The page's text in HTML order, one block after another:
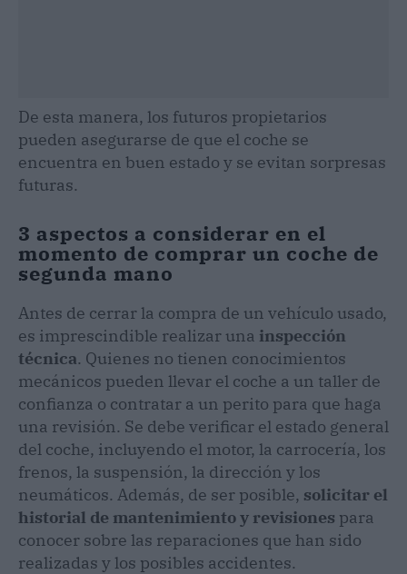
De esta manera, los futuros propietarios
pueden asegurarse de que el coche se
encuentra en buen estado y se evitan sorpresas
futuras.
3 aspectos a considerar en el
momento de comprar un coche de
segunda mano
Antes de cerrar la compra de un vehículo usado,
es imprescindible realizar una inspección
técnica. Quienes no tienen conocimientos
mecánicos pueden llevar el coche a un taller de
confianza o contratar a un perito para que haga
una revisión. Se debe verificar el estado general
del coche, incluyendo el motor, la carrocería, los
frenos, la suspensión, la dirección y los
neumáticos. Además, de ser posible, solicitar el
historial de mantenimiento y revisiones para
conocer sobre las reparaciones que han sido
realizadas y los posibles accidentes.